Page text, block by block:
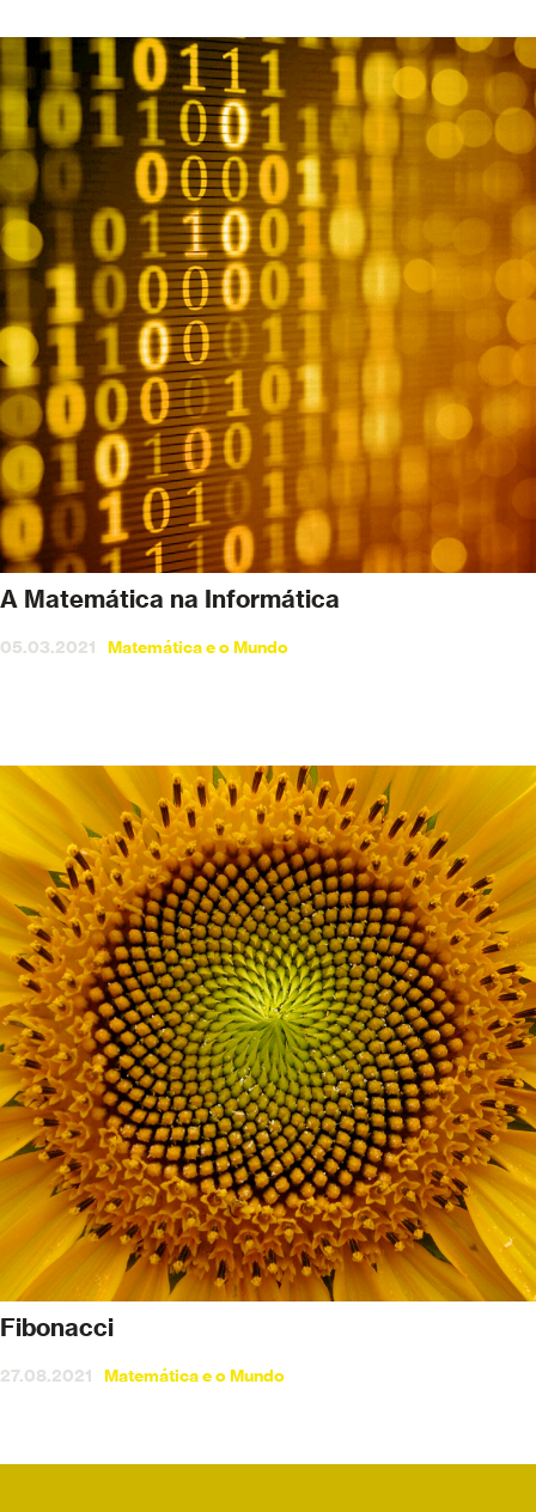
A Matemática na Informática
05.03.2021 Matemática e o Mundo
Fibonacci
27.08.2021 Matemática e o Mundo